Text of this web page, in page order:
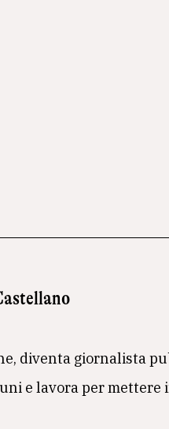
diventa giornalista
e lavora per